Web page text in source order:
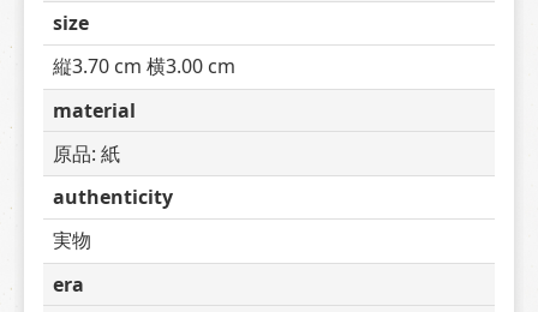
size
縦3.70 cm 横3.00 cm
material
原品: 紙
authenticity
実物
era